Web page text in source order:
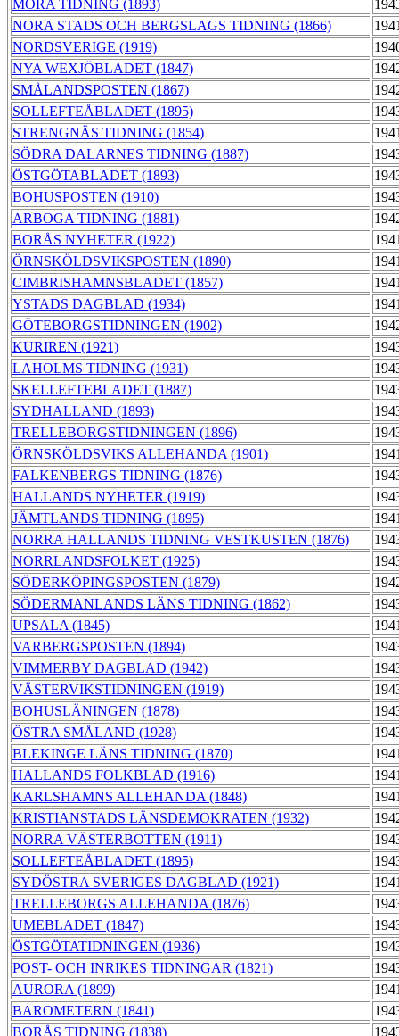
MORA TIDNING (1893)
NORA STADS OCH BERGSLAGS TIDNING (1866)
NORDSVERIGE (1919)
NYA WEXJÖBLADET (1847)
SMÅLANDSPOSTEN (1867)
SOLLEFTEÅBLADET (1895)
STRENGNÄS TIDNING (1854)
SÖDRA DALARNES TIDNING (1887)
ÖSTGÖTABLADET (1893)
BOHUSPOSTEN (1910)
ARBOGA TIDNING (1881)
BORÅS NYHETER (1922)
ÖRNSKÖLDSVIKSPOSTEN (1890)
CIMBRISHAMNSBLADET (1857)
YSTADS DAGBLAD (1934)
GÖTEBORGSTIDNINGEN (1902)
KURIREN (1921)
LAHOLMS TIDNING (1931)
SKELLEFTEBLADET (1887)
SYDHALLAND (1893)
TRELLEBORGSTIDNINGEN (1896)
ÖRNSKÖLDSVIKS ALLEHANDA (1901)
FALKENBERGS TIDNING (1876)
HALLANDS NYHETER (1919)
JÄMTLANDS TIDNING (1895)
NORRA HALLANDS TIDNING VESTKUSTEN (1876)
NORRLANDSFOLKET (1925)
SÖDERKÖPINGSPOSTEN (1879)
SÖDERMANLANDS LÄNS TIDNING (1862)
UPSALA (1845)
VARBERGSPOSTEN (1894)
VIMMERBY DAGBLAD (1942)
VÄSTERVIKSTIDNINGEN (1919)
BOHUSLÄNINGEN (1878)
ÖSTRA SMÅLAND (1928)
BLEKINGE LÄNS TIDNING (1870)
HALLANDS FOLKBLAD (1916)
KARLSHAMNS ALLEHANDA (1848)
KRISTIANSTADS LÄNSDEMOKRATEN (1932)
NORRA VÄSTERBOTTEN (1911)
SOLLEFTEÅBLADET (1895)
SYDÖSTRA SVERIGES DAGBLAD (1921)
TRELLEBORGS ALLEHANDA (1876)
UMEBLADET (1847)
ÖSTGÖTATIDNINGEN (1936)
POST- OCH INRIKES TIDNINGAR (1821)
AURORA (1899)
BAROMETERN (1841)
BORÅS TIDNING (1838)